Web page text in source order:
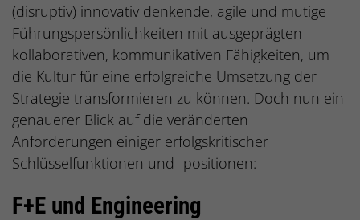
(disruptiv) innovativ denkende, agile und mutige
Führungspersönlichkeiten mit ausgeprägten
kollaborativen, kommunikativen Fähigkeiten, um
die Kultur für eine erfolgreiche Umsetzung der
Strategie transformieren zu können. Doch nun ein
genauerer Blick auf die veränderten
Anforderungen einiger erfolgskritischer
Schlüsselfunktionen und -positionen:
F+E und Engineering